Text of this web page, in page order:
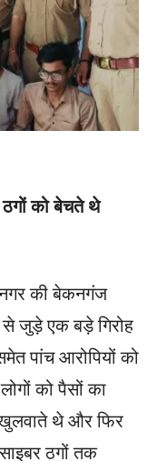
को बेचते थे
की बेकनगंज
से जुड़े एक बड़े गिरोह
पांच आरोपियों को
को पैसों का
थे और फिर
ठगों तक